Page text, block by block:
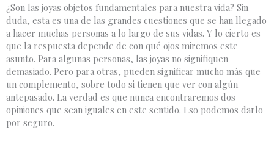
¿Son las joyas objetos fundamentales para nuestra vida? Sin
duda, esta es una de las grandes cuestiones que se han llegado
a hacer muchas personas a lo largo de sus vidas. Y lo cierto es
que la respuesta depende de con qué ojos miremos este
asunto. Para algunas personas, las joyas no signifiquen
demasiado. Pero para otras, pueden significar mucho más que
un complemento, sobre todo si tienen que ver con algún
antepasado. La verdad es que nunca encontraremos dos
opiniones que sean iguales en este sentido. Eso podemos darlo
por seguro.